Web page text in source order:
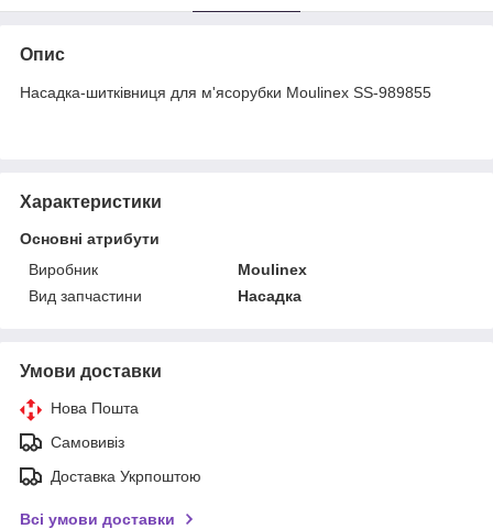
Опис
Насадка-шитківниця для м'ясорубки Moulinex SS-989855
Характеристики
Основні атрибути
Виробник
Moulinex
Вид запчастини
Насадка
Умови доставки
Нова Пошта
Самовивіз
Доставка Укрпоштою
Всі умови доставки